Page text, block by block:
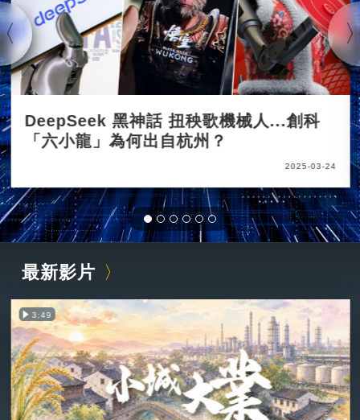
DeepSeek 黑神話 扭秧歌機械人...創科
「六小龍」為何出自杭州？
2025-03-24
最新影片
3:49